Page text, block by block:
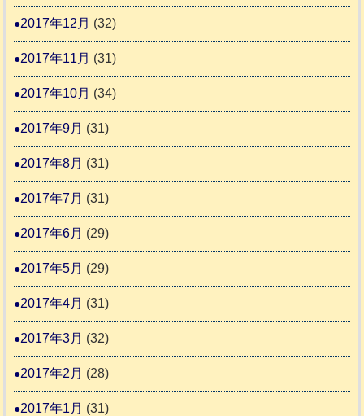
2017年12月 (32)
2017年11月 (31)
2017年10月 (34)
2017年9月 (31)
2017年8月 (31)
2017年7月 (31)
2017年6月 (29)
2017年5月 (29)
2017年4月 (31)
2017年3月 (32)
2017年2月 (28)
2017年1月 (31)